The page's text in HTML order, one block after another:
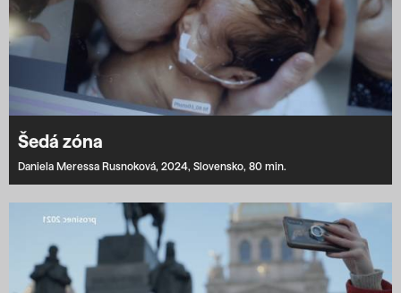
Šedá zóna
Daniela Meressa Rusnoková, 2024, Slovensko, 80 min.